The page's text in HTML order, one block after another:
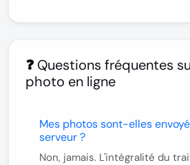
❓ Questions fréquentes
photo en ligne
Mes photos sont-elles
serveur ?
Non, jamais. L'intégralité du